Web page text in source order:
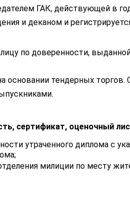
ГАК, действующей в
и деканом и
по доверенности,
основании тендерных торгов.
сертификат, оценочный
утраченного диплома с
милиции по месту